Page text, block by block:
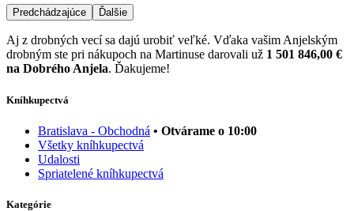
Predchádzajúce Ďalšie
Aj z drobných vecí sa dajú urobiť veľké. Vďaka vašim Anjelským
drobným ste pri nákupoch na Martinuse darovali už 1 501 846,00 €
na Dobrého Anjela. Ďakujeme!
Kníhkupectvá
Bratislava - Obchodná • Otvárame o 10:00
Všetky kníhkupectvá
Udalosti
Spriatelené kníhkupectvá
Kategórie